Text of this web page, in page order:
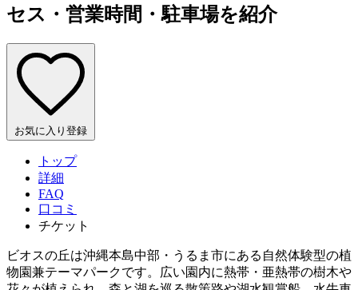
セス・営業時間・駐車場を紹介
お気に入り登録
トップ
詳細
FAQ
口コミ
チケット
ビオスの丘は沖縄本島中部・うるま市にある自然体験型の植
物園兼テーマパークです。広い園内に熱帯・亜熱帯の樹木や